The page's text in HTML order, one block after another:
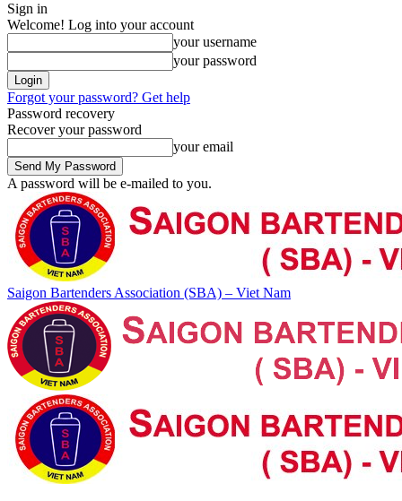
Sign in
Welcome! Log into your account
your username
your password
Forgot your password? Get help
Password recovery
Recover your password
your email
A password will be e-mailed to you.
Saigon Bartenders Association (SBA) – Viet Nam